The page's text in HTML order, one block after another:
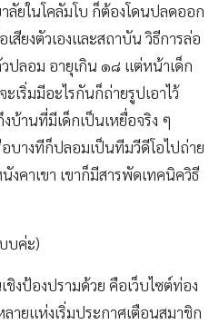
ลัยในโคลัมโบ ก็ต้องโดนปลดออก
สียงตัวเองและสถาบัน วิธีการล่อ
ปลอม อายุเกิน ๑๘ แต่หน้าเด็ก
เริ่มมีอะไรกันก็ถ่ายรูปเอาไว้
บ้านที่มีเด็กเป็นเหยื่อจริง ๆ
บางทีก็ปลอมเป็นทีมวีดีโอไปถ่าย
คาเขา เขาก็มีสารพัดเทคนิควิธี
บค่ะ)
งป้องปรามด้วย คือเว็บไซต์ท่อง
ายแห่งเริ่มประกาศเตือนสมาชิก